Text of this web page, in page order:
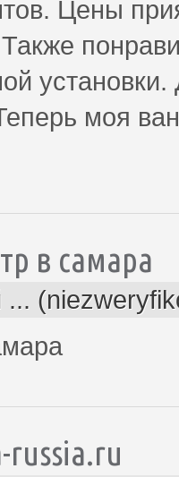
Цены
моя
в самара